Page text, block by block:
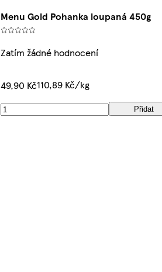
Menu Gold Pohanka loupaná 450g
Zatím žádné hodnocení
49,90 Kč110,89 Kč/kg
Přidat